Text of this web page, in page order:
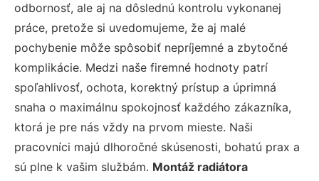
odbornosť, ale aj na dôslednú kontrolu vykonanej
práce, pretože si uvedomujeme, že aj malé
pochybenie môže spôsobiť nepríjemné a zbytočné
komplikácie. Medzi naše firemné hodnoty patrí
spoľahlivosť, ochota, korektný prístup a úprimná
snaha o maximálnu spokojnosť každého zákazníka,
ktorá je pre nás vždy na prvom mieste. Naši
pracovníci majú dlhoročné skúsenosti, bohatú prax a
sú plne k vašim službám. Montáž radiátora